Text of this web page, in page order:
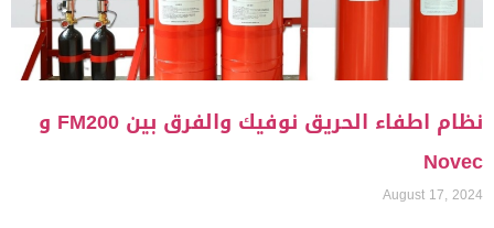
نظام اطفاء الحريق نوفيك والفرق بين FM200 و
Novec
August 17, 2024